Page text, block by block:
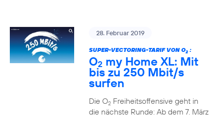
28. Februar 2019
SUPER-VECTORING-TARIF VON O2:
O2 my Home XL: Mit
bis zu 250 Mbit/s
surfen
Die O2Freiheitsoffensive geht in
die nächste Runde: Ab dem 7. März